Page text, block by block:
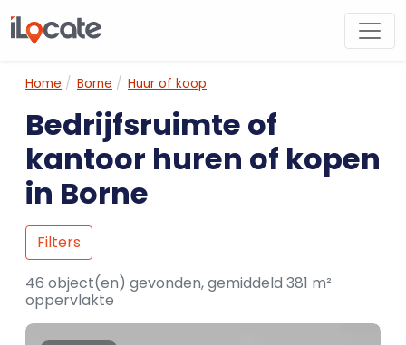
Home Borne Huur of koop
Bedrijfsruimte of
kantoor huren of kopen
in Borne
Filters
46 object(en) gevonden, gemiddeld 381 m²
oppervlakte